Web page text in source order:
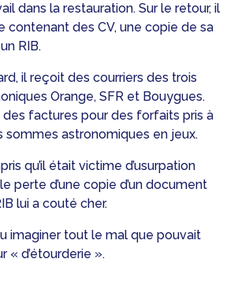
dans la restauration. Sur le retour, il
contenant des CV, une copie de sa
RIB.
il reçoit des courriers des trois
Orange, SFR et Bouygues.
des factures pour des forfaits pris à
sommes astronomiques en jeux.
qu’il était victime d’usurpation
perte d’une copie d’un document
lui a couté cher.
imaginer tout le mal que pouvait
« d’étourderie ».